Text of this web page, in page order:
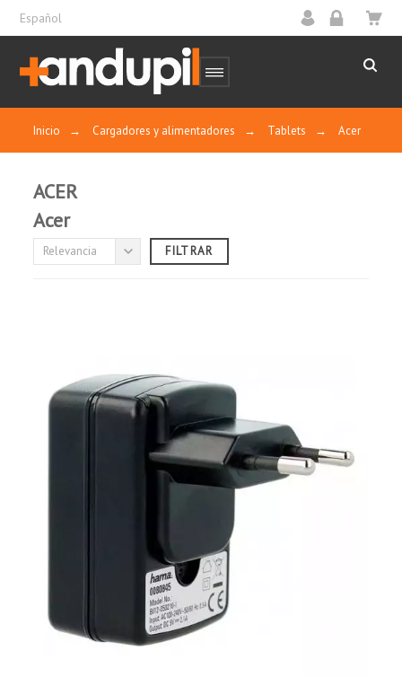
Español
Inicio → Cargadores y alimentadores → Tablets → Acer
TENSIÓN DE SALIDA
(sin filtro)
INTENSIDAD DE SALIDA
ACER
Acer
Relevancia FILTRAR